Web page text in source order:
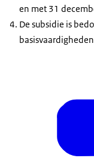
en met 31
De subsidie is